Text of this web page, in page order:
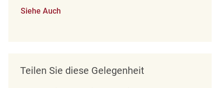
Siehe Auch
Teilen Sie diese Gelegenheit